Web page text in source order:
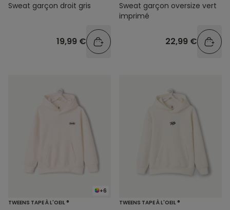
Sweat garçon droit gris
19,99 €
Sweat garçon oversize vert
imprimé
22,99 €
+6
TWEENS TAPE À L'OEIL ®
TWEENS TAPE À L'OEIL ®